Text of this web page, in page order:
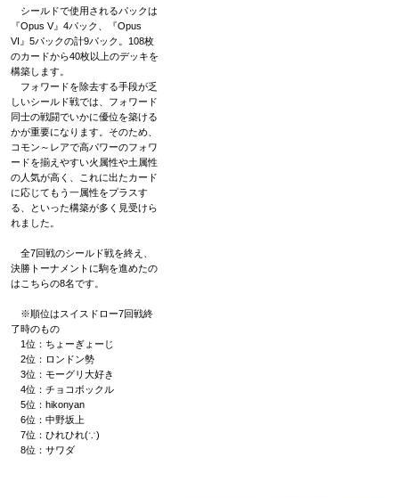
シールドで使用されるパックは
『Opus V』4パック、『Opus
VI』5パックの計9パック。108枚
のカードから40枚以上のデッキを
構築します。
フォワードを除去する手段が乏
しいシールド戦では、フォワード
同士の戦闘でいかに優位を築ける
かが重要になります。そのため、
コモン～レアで高パワーのフォワ
ードを揃えやすい火属性や土属性
の人気が高く、これに出たカード
に応じてもう一属性をプラスす
る、といった構築が多く見受けら
れました。
全7回戦のシールド戦を終え、
決勝トーナメントに駒を進めたの
はこちらの8名です。
※順位はスイスドロー7回戦終
了時のもの
1位：ちょーぎょーじ
2位：ロンドン勢
3位：モーグリ大好き
4位：チョコボックル
5位：hikonyan
6位：中野坂上
7位：ひれひれ(∵)
8位：サワダ